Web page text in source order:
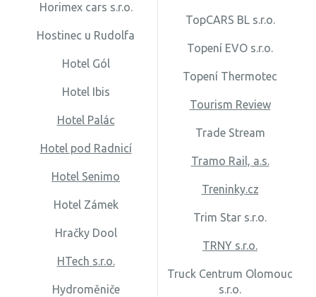
Horimex cars s.r.o.
Hostinec u Rudolfa
Hotel Gól
Hotel Ibis
Hotel Palác
Hotel pod Radnicí
Hotel Senimo
Hotel Zámek
Hračky Dool
HTech s.r.o.
Hydroměniče
TopCARS BL s.r.o.
Topení EVO s.r.o.
Topení Thermotec
Tourism Review
Trade Stream
Tramo Rail, a.s.
Treninky.cz
Trim Star s.r.o.
TRNY s.r.o.
Truck Centrum Olomouc
s.r.o.